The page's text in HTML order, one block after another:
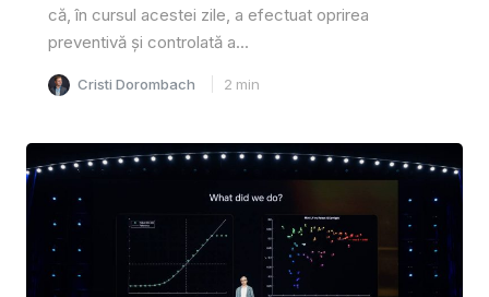
că, în cursul acestei zile, a efectuat oprirea
preventivă și controlată a...
Cristi Dorombach 2 min